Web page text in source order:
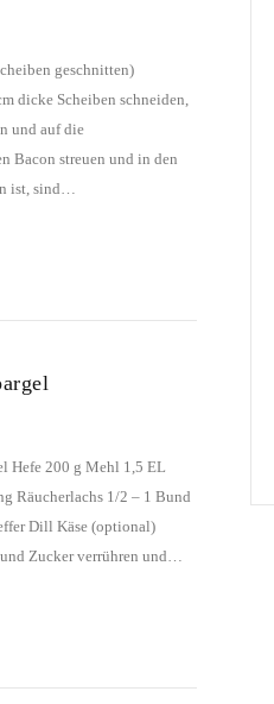
geschnitten)
dicke Scheiben schneiden,
und auf die
Bacon streuen und in den
ist, sind…
Hefe 200 g Mehl 1,5 EL
Räucherlachs 1/2 – 1 Bund
Dill Käse (optional)
und Zucker verrühren und…